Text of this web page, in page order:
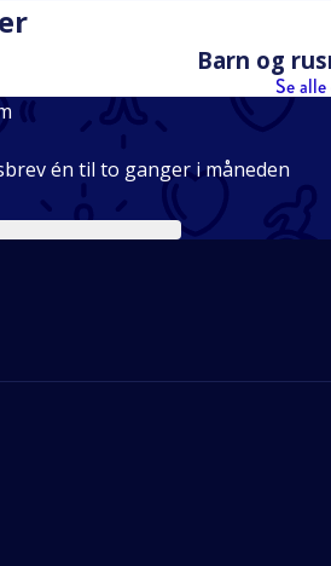
Barn og
Se
én til to ganger i måneden